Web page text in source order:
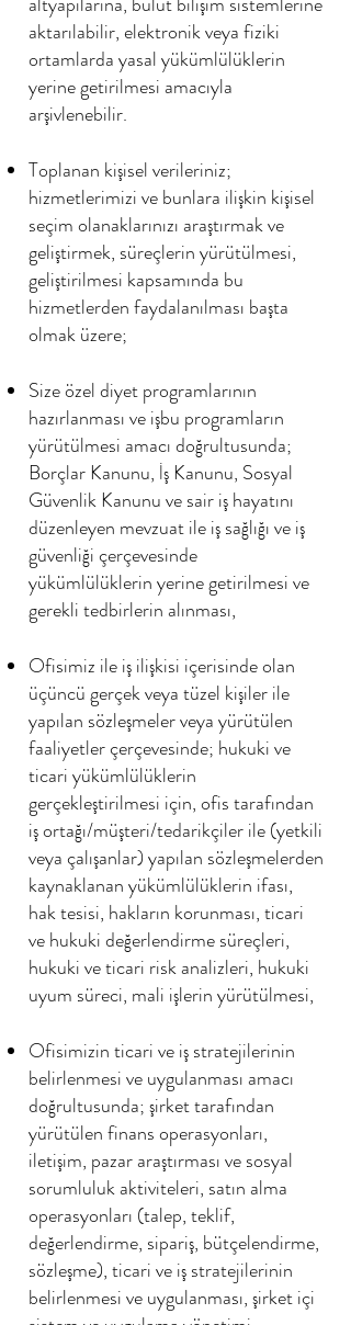
aktarılabilir, elektronik veya fiziki
ortamlarda yasal yükümlülüklerin
yerine getirilmesi amacıyla
arşivlenebilir.
Toplanan kişisel verileriniz;
hizmetlerimizi ve bunlara ilişkin kişisel
seçim olanaklarınızı araştırmak ve
geliştirmek, süreçlerin yürütülmesi,
geliştirilmesi kapsamında bu
hizmetlerden faydalanılması başta
olmak üzere;
Size özel diyet programlarının
hazırlanması ve işbu programların
yürütülmesi amacı doğrultusunda;
Borçlar Kanunu, İş Kanunu, Sosyal
Güvenlik Kanunu ve sair iş hayatını
düzenleyen mevzuat ile iş sağlığı ve iş
güvenliği çerçevesinde
yükümlülüklerin yerine getirilmesi ve
gerekli tedbirlerin alınması,
Ofisimiz ile iş ilişkisi içerisinde olan
üçüncü gerçek veya tüzel kişiler ile
yapılan sözleşmeler veya yürütülen
faaliyetler çerçevesinde; hukuki ve
ticari yükümlülüklerin
gerçekleştirilmesi için, ofis tarafından
iş ortağı/müşteri/tedarikçiler ile (yetkili
veya çalışanlar) yapılan sözleşmelerden
kaynaklanan yükümlülüklerin ifası,
hak tesisi, hakların korunması, ticari
ve hukuki değerlendirme süreçleri,
hukuki ve ticari risk analizleri, hukuki
uyum süreci, mali işlerin yürütülmesi,
Ofisimizin ticari ve iş stratejilerinin
belirlenmesi ve uygulanması amacı
doğrultusunda; şirket tarafından
yürütülen finans operasyonları,
iletişim, pazar araştırması ve sosyal
sorumluluk aktiviteleri, satın alma
operasyonları (talep, teklif,
değerlendirme, sipariş, bütçelendirme,
sözleşme), ticari ve iş stratejilerinin
belirlenmesi ve uygulanması, şirket içi